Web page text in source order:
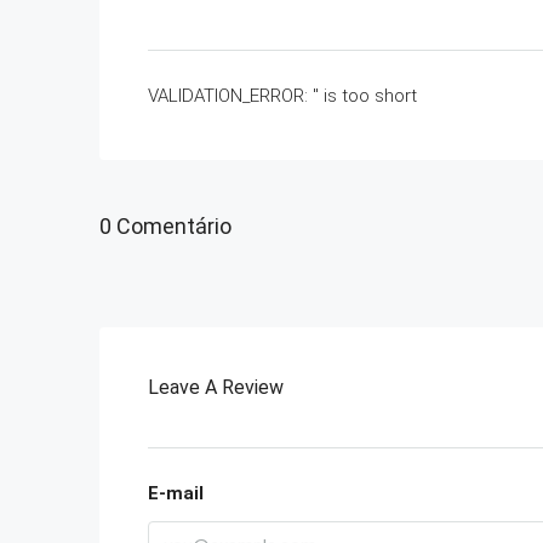
VALIDATION_ERROR: '' is too short
0 Comentário
Leave A Review
E-mail